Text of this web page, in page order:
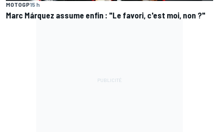
MOTOGP15 h
Marc Márquez assume enfin : "Le favori, c'est moi, non ?"